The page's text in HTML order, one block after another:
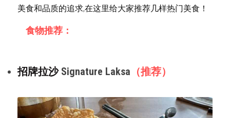
美食和品质的追求,在这里给大家推荐几样热门美食！
    食物推荐：
招牌拉沙 Signature Laksa （推荐）